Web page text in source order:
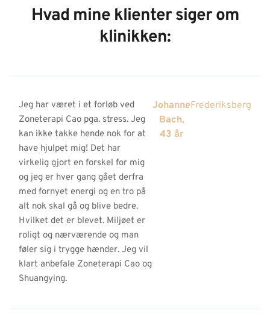
Hvad mine klienter siger om
klinikken:
Jeg har været i et forløb ved
Zoneterapi Cao pga. stress. Jeg
kan ikke takke hende nok for at
have hjulpet mig! Det har
virkelig gjort en forskel for mig
og jeg er hver gang gået derfra
med fornyet energi og en tro på
alt nok skal gå og blive bedre.
Hvilket det er blevet. Miljøet er
roligt og nærværende og man
føler sig i trygge hænder. Jeg vil
klart anbefale Zoneterapi Cao og
Shuangying.
Johanne
Bach,
43 år
Frederiksberg